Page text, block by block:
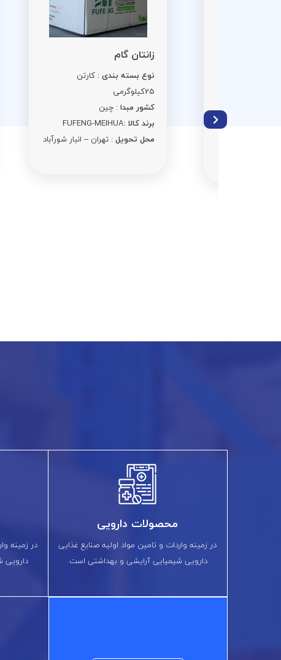
زانتان گام
نوع بسته بندی: کارتن
کشور مبدا: چین
FUFENG-MEIHUA
محل تحویل: تهران – انبار شورآباد
محصولات دارویی
در زمینه واردات و تامین مواد اولیه صنایع غذایی
دارویی شیمیایی آرایشی و بهداشتی است.
در زمینه
دارویی